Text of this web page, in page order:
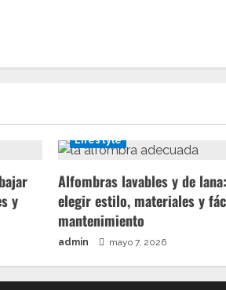
y
Lifestyle
Alfombras lavables y de
elegir estilo, materiales y
mantenimiento
admin mayo 7, 2026